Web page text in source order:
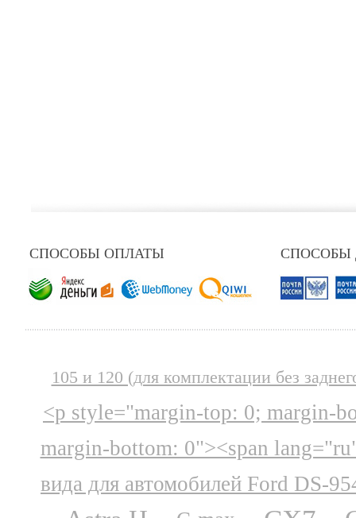
СПОСОБЫ ОПЛАТЫ СПОСОБЫ
105 и 120 (для комплектации без
<p style="margin-top: 0; margin-
margin-bottom: 0"><span
вида для автомобилей Ford DS-